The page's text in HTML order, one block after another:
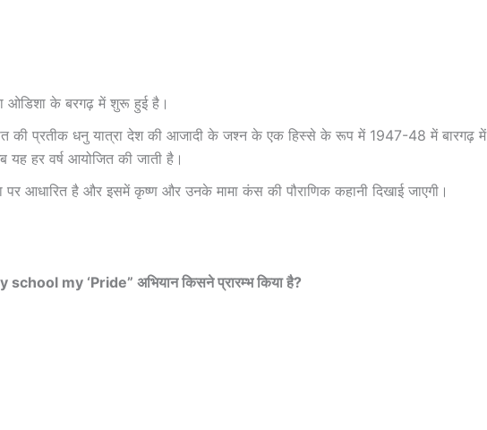
ओडिशा के बरगढ़ में शुरू हुई है।
की प्रतीक धनु यात्रा देश की आजादी के जश्न के एक हिस्से के रूप में 1947-48 में बारगढ़ में
हर वर्ष आयोजित की जाती है।
पर आधारित है और इसमें कृष्ण और उनके मामा कंस की पौराणिक कहानी दिखाई जाएगी।
school my ‘Pride” अभियान किसने प्रारम्भ किया है?